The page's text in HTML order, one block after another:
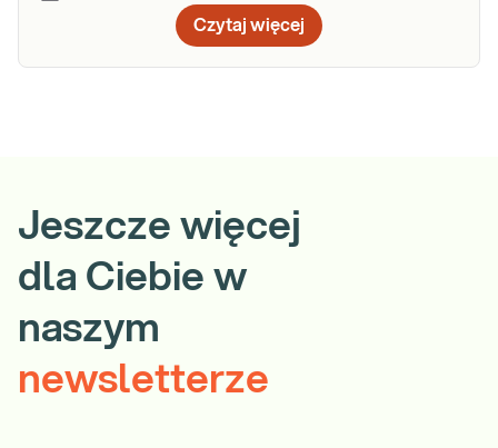
Czytaj więcej
Jeszcze więcej
dla Ciebie w
naszym
newsletterze